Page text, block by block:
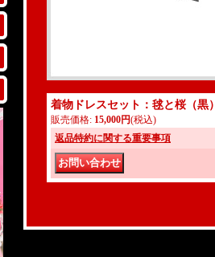
着物ドレスセット：毬と桜（黒）
販売価格: 15,000円(税込)
返品特約に関する重要事項